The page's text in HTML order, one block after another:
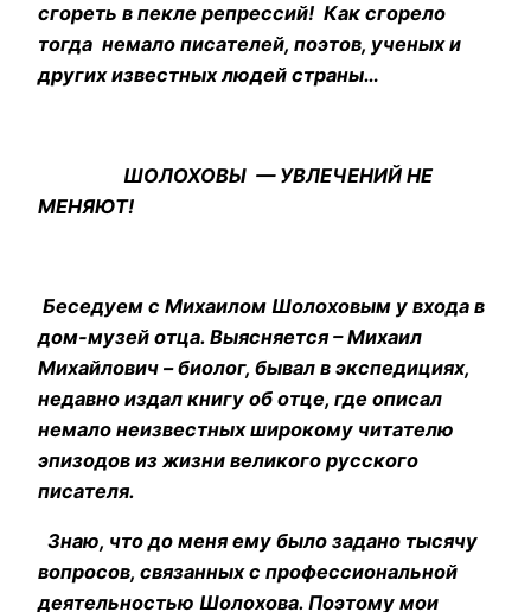
сгореть в пекле репрессий! Как сгорело
тогда немало писателей, поэтов, ученых и
других известных людей страны…
ШОЛОХОВЫ — УВЛЕЧЕНИЙ НЕ
МЕНЯЮТ!
Беседуем с Михаилом Шолоховым у входа в
дом-музей отца. Выясняется – Михаил
Михайлович – биолог, бывал в экспедициях,
недавно издал книгу об отце, где описал
немало неизвестных широкому читателю
эпизодов из жизни великого русского
писателя.
Знаю, что до меня ему было задано тысячу
вопросов, связанных с профессиональной
деятельностью Шолохова. Поэтому мои